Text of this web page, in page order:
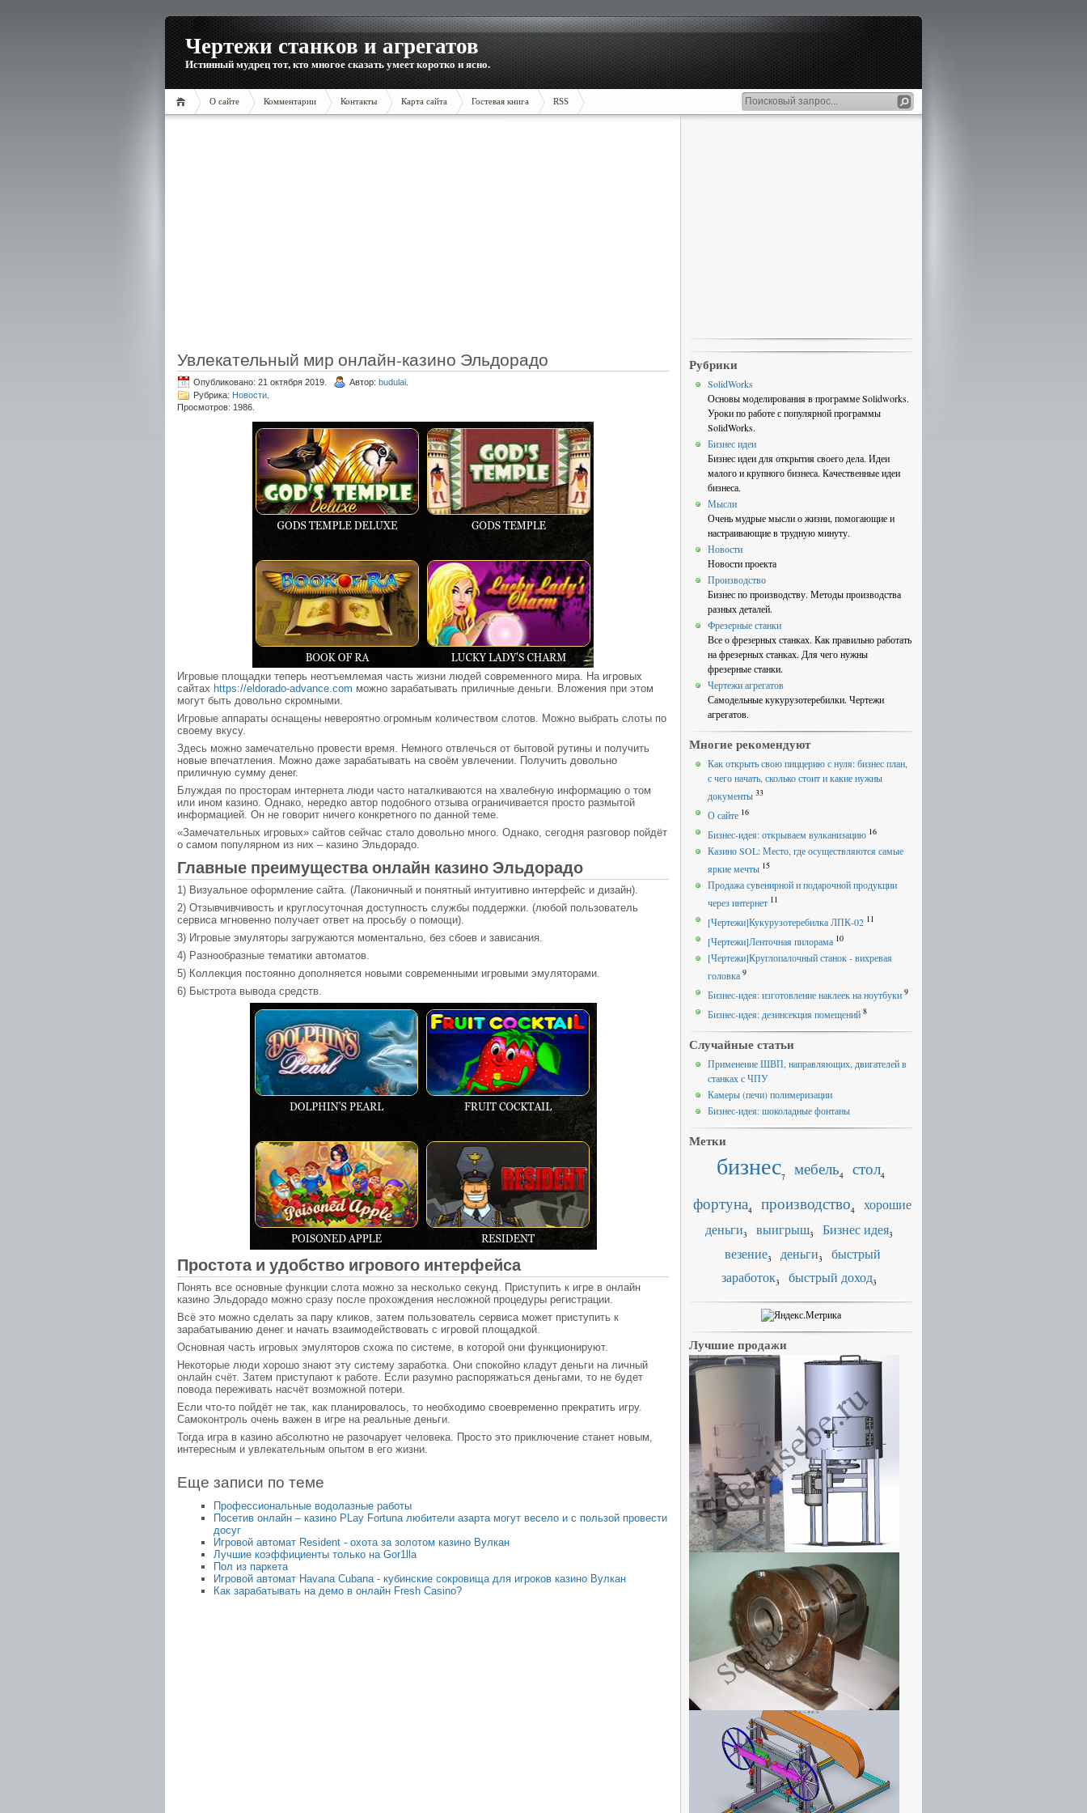
Чертежи станков и агрегатов
Истинный мудрец тот, кто многое сказать умеет коротко и ясно.
О сайте Комментарии Контакты Карта сайта Гостевая книга RSS
Увлекательный мир онлайн-казино Эльдорадо
Опубликовано: 21 октября 2019. Автор: budulai
Рубрика: Новости
Просмотров: 1986.
Игровые площадки теперь неотъемлемая часть жизни людей современного мира. На игровых
сайтах https://eldorado-advance.com можно зарабатывать приличные деньги. Вложения при этом
могут быть довольно скромными.
Игровые аппараты оснащены невероятно огромным количеством слотов. Можно выбрать слоты по
своему вкусу.
Здесь можно замечательно провести время. Немного отвлечься от бытовой рутины и получить
новые впечатления. Можно даже зарабатывать на своём увлечении. Получить довольно
приличную сумму денег.
Блуждая по просторам интернета люди часто наталкиваются на хвалебную информацию о том
или ином казино. Однако, нередко автор подобного отзыва ограничивается просто размытой
информацией. Он не говорит ничего конкретного по данной теме.
«Замечательных игровых» сайтов сейчас стало довольно много. Однако, сегодня разговор пойдёт
о самом популярном из них – казино Эльдорадо.
Главные преимущества онлайн казино Эльдорадо
1) Визуальное оформление сайта. (Лаконичный и понятный интуитивно интерфейс и дизайн).
2) Отзывчивчивость и круглосуточная доступность службы поддержки. (любой пользователь
сервиса мгновенно получает ответ на просьбу о помощи).
3) Игровые эмуляторы загружаются моментально, без сбоев и зависания.
4) Разнообразные тематики автоматов.
5) Коллекция постоянно дополняется новыми современными игровыми эмуляторами.
6) Быстрота вывода средств.
Простота и удобство игрового интерфейса
Понять все основные функции слота можно за несколько секунд. Приступить к игре в онлайн
казино Эльдорадо можно сразу после прохождения несложной процедуры регистрации.
Всё это можно сделать за пару кликов, затем пользователь сервиса может приступить к
зарабатыванию денег и начать взаимодействовать с игровой площадкой.
Основная часть игровых эмуляторов схожа по системе, в которой они функционируют.
Некоторые люди хорошо знают эту систему заработка. Они спокойно кладут деньги на личный
онлайн счёт. Затем приступают к работе. Если разумно распоряжаться деньгами, то не будет
повода переживать насчёт возможной потери.
Если что-то пойдёт не так, как планировалось, то необходимо своевременно прекратить игру.
Самоконтроль очень важен в игре на реальные деньги.
Тогда игра в казино абсолютно не разочарует человека. Просто это приключение станет новым,
интересным и увлекательным опытом в его жизни.
Еще записи по теме
Профессиональные водолазные работы
Посетив онлайн – казино PLay Fortuna любители азарта могут весело и с пользой провести
досуг
Игровой автомат Resident - охота за золотом казино Вулкан
Лучшие коэффициенты только на Gor1lla
Пол из паркета
Игровой автомат Havana Cubana - кубинские сокровища для игроков казино Вулкан
Как зарабатывать на демо в онлайн Fresh Casino?
Рубрики
SolidWorks
Основы моделирования в программе Solidworks.
Уроки по работе с популярной программы
SolidWorks.
Бизнес идеи
Бизнес идеи для открытия своего дела. Идеи
малого и крупного бизнеса. Качественные идеи
бизнеса.
Мысли
Очень мудрые мысли о жизни, помогающие и
настраивающие в трудную минуту.
Новости
Новости проекта
Производство
Бизнес по производству. Методы производства
разных деталей.
Фрезерные станки
Все о фрезерных станках. Как правильно работать
на фрезерных станках. Для чего нужны
фрезерные станки.
Чертежи агрегатов
Самодельные кукурузотеребилки. Чертежи
агрегатов.
Многие рекомендуют
Как открыть свою пиццерию с нуля: бизнес план,
с чего начать, сколько стоит и какие нужны
документы 33
О сайте 16
Бизнес-идея: открываем вулканизацию 16
Казино SOL: Место, где осуществляются самые
яркие мечты 15
Продажа сувенирной и подарочной продукции
через интернет 11
[Чертежи]Кукурузотеребилка ЛПК-02 11
[Чертежи]Ленточная пилорама 10
[Чертежи]Круглопалочный станок - вихревая
головка 9
Бизнес-идея: изготовление наклеек на ноутбуки 9
Бизнес-идея: дезинсекция помещений 8
Случайные статьи
Применение ШВП, направляющих, двигателей в
станках с ЧПУ
Камеры (печи) полимеризации
Бизнес-идея: шоколадные фонтаны
Метки
бизнес7 мебель4 стол4
фортуна4 производство4
хорошие
деньги3 выигрыш3 Бизнес идея3
везение3 деньги3
быстрый
заработок3 быстрый доход3
Лучшие продажи